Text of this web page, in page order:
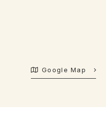
Google Map